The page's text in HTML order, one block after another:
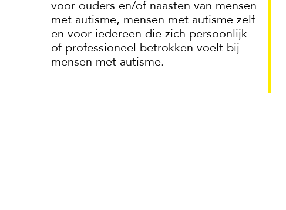
voor ouders en/of naasten van mensen
met autisme, mensen met autisme zelf
en voor iedereen die zich persoonlijk
of professioneel betrokken voelt bij
mensen met autisme.